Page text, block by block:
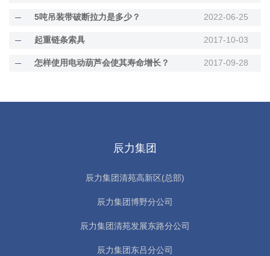
5吨吊装带破断拉力是多少？ 2022-06-25
起重链条索具 2017-10-03
怎样使用电动葫芦会使其寿命增长？ 2017-09-28
辰力集团
辰力集团清苑高新区(总部)
辰力集团博野分公司
辰力集团清苑发展东路分公司
辰力集团东吕分公司